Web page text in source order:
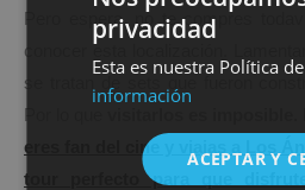
Pero espera, no te compres
conocer esta localización.
se tratan de sets que fueron
Por lo que
eres fan del cine y viajas a Los
tour perfecto para que
privacidad
Esta es nuestra Política
información
ACEPTAR Y